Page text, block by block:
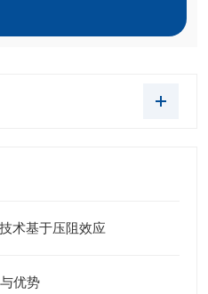
术基于压阻效应
优势